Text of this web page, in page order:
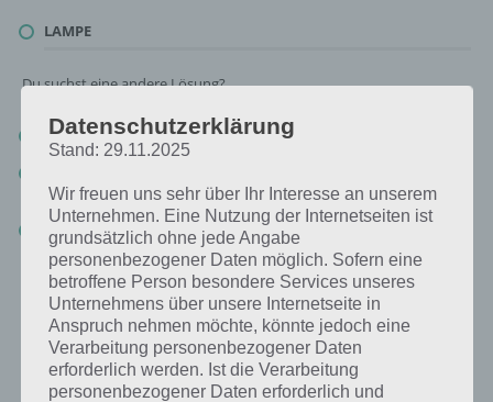
LAMPE
Du suchst eine andere Lösung?
Tägliches BONUS Rätsel:Zur Lösung vom 25.7.2020
25.7.2019, als Lösung gesucht war
Zur Übersicht : 4 Bilder 1 Wort Lösungen zu Kroatien im Juli 2020
Datenschutzerklärung
Stand: 29.11.2025
Wir freuen uns sehr über Ihr Interesse an unserem
Unternehmen. Eine Nutzung der Internetseiten ist
grundsätzlich ohne jede Angabe
personenbezogener Daten möglich. Sofern eine
betroffene Person besondere Services unseres
Unternehmens über unsere Internetseite in
Anspruch nehmen möchte, könnte jedoch eine
Verarbeitung personenbezogener Daten
erforderlich werden. Ist die Verarbeitung
personenbezogener Daten erforderlich und